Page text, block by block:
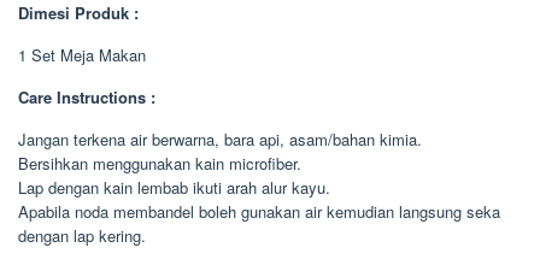
Dimesi Produk :
1 Set Meja Makan
Care Instructions :
Jangan terkena air berwarna, bara api, asam/bahan kimia.
Bersihkan menggunakan kain microfiber.
Lap dengan kain lembab ikuti arah alur kayu.
Apabila noda membandel boleh gunakan air kemudian langsung seka
dengan lap kering.